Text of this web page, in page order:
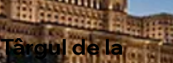
Târgul de la